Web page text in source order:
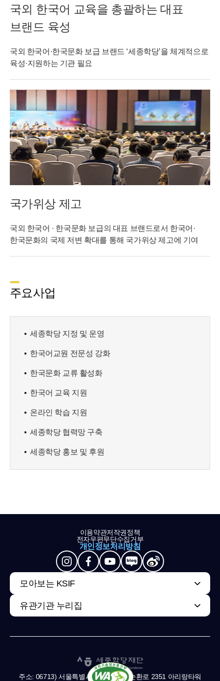
국외 한국어 교육을 총괄하는 대표
브랜드 육성
국외 한국어·한국문화 보급 브랜드 ‘세종학당’을 체계적으로
육성·지원하는 기관 필요
국가위상 제고
국외 한국어 · 한국문화 보급의 대표 브랜드로서 한국어·
한국문화의 국제 저변 확대를 통해 국가위상 제고에 기여
주요사업
세종학당 지정 및 운영
한국어교원 전문성 강화
한국문화 교류 활성화
한국어 교육 지원
온라인 학습 지원
세종학당 협력망 구축
세종학당 홍보 및 후원
이용약관저작권정책
전자우편무단수집거부
개인정보처리방침
모아보는 KSIF
유관기관 누리집
주소: 06713) 서울특별시 서초구 남부순환로 2351 아리랑타워